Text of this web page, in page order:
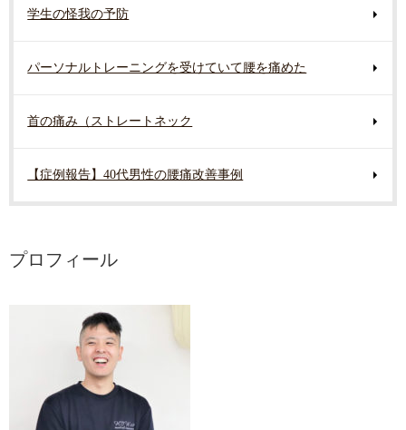
学生の怪我の予防
パーソナルトレーニングを受けていて腰を痛めた
首の痛み（ストレートネック
【症例報告】40代男性の腰痛改善事例
プロフィール